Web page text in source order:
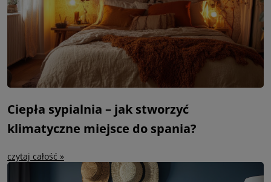
Ciepła sypialnia – jak stworzyć
klimatyczne miejsce do spania?
czytaj całość »